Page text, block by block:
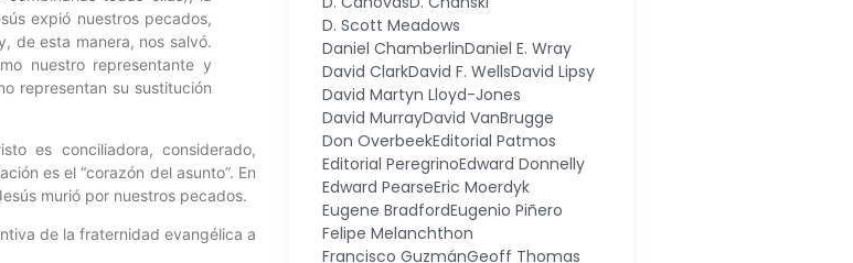
expió nuestros pecados,
de esta manera, nos salvó.
nuestro representante y
representan su sustitución
es conciliadora, considerado,
es el “corazón del asunto”. En
murió por nuestros pecados.
de la fraternidad evangélica a
D. Scott Meadows
Daniel ChamberlinDaniel E. Wray
David ClarkDavid F. WellsDavid Lipsy
David Martyn Lloyd-Jones
David MurrayDavid VanBrugge
Don OverbeekEditorial Patmos
Editorial PeregrinoEdward Donnelly
Edward PearseEric Moerdyk
Eugene BradfordEugenio Piñero
Felipe Melanchthon
Francisco GuzmánGeoff Thomas